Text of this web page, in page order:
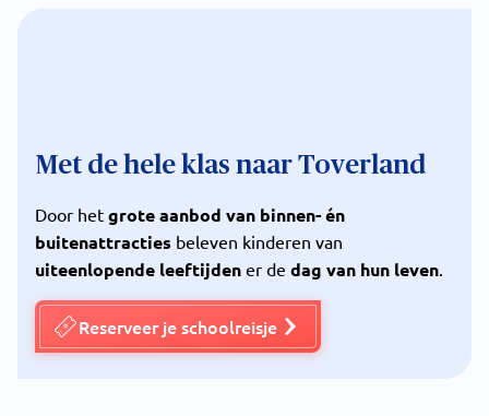
Met de hele klas naar Toverland
Door het grote aanbod van binnen- én
buitenattracties beleven kinderen van
uiteenlopende leeftijden er de dag van hun leven.
Reserveer je schoolreisje